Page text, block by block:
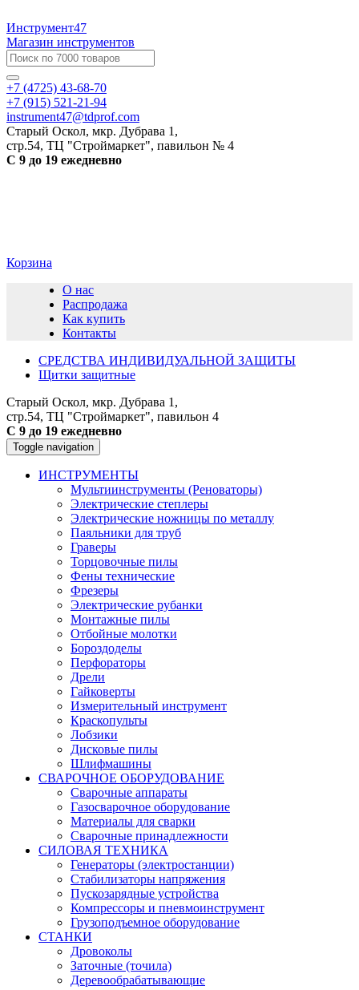
Инструмент47
Магазин инструментов
+7 (4725) 43-68-70
+7 (915) 521-21-94
instrument47@tdprof.com
Старый Оскол, мкр. Дубрава 1,
стр.54, ТЦ "Строймаркет", павильон № 4
С 9 до 19 ежедневно
Корзина
О нас
Распродажа
Как купить
Контакты
СРЕДСТВА ИНДИВИДУАЛЬНОЙ ЗАЩИТЫ
Щитки защитные
Старый Оскол, мкр. Дубрава 1,
стр.54, ТЦ "Строймаркет", павильон 4
С 9 до 19 ежедневно
Toggle navigation
ИНСТРУМЕНТЫ
Мультиинструменты (Реноваторы)
Электрические степлеры
Электрические ножницы по металлу
Паяльники для труб
Граверы
Торцовочные пилы
Фены технические
Фрезеры
Электрические рубанки
Монтажные пилы
Отбойные молотки
Бороздоделы
Перфораторы
Дрели
Гайковерты
Измерительный инструмент
Краскопульты
Лобзики
Дисковые пилы
Шлифмашины
СВАРОЧНОЕ ОБОРУДОВАНИЕ
Сварочные аппараты
Газосварочное оборудование
Материалы для сварки
Сварочные принадлежности
СИЛОВАЯ ТЕХНИКА
Генераторы (электростанции)
Стабилизаторы напряжения
Пускозарядные устройства
Компрессоры и пневмоинструмент
Грузоподъемное оборудование
СТАНКИ
Дровоколы
Заточные (точила)
Деревообрабатывающие